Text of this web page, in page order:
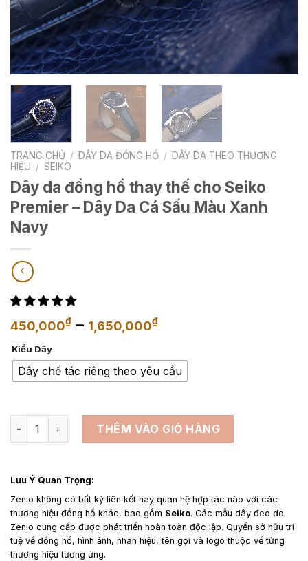
TRANG CHỦ / DÂY DA ĐỒNG HỒ / DÂY DA THEO THƯƠNG
HIỆU / SEIKO
Dây da đồng hồ thay thế cho Seiko
Premier – Dây Da Cá Sấu Màu Xanh
Navy
450,000₫ – 1,650,000₫Khoảng
từ
450,000₫
Kiểu Dây
Dây chế tác riêng theo yêu cầu
Dây da đồng hồ thay thế cho Seiko Premier - Dây Da Cá
THÊM VÀO GIỎ HÀNG
Lưu Ý Quan Trọng:
Zenio không có bất kỳ liên kết hay quan hệ hợp tác nào với các
thương hiệu đồng hồ khác, bao gồm Seiko. Các mẫu dây đeo do
Zenio cung cấp được phát triển hoàn toàn độc lập. Quyền sở hữu trí
tuệ về đồng hồ, hình ảnh, nhãn hiệu, tên gọi và logo thuộc về từng
thương hiệu tương ứng.